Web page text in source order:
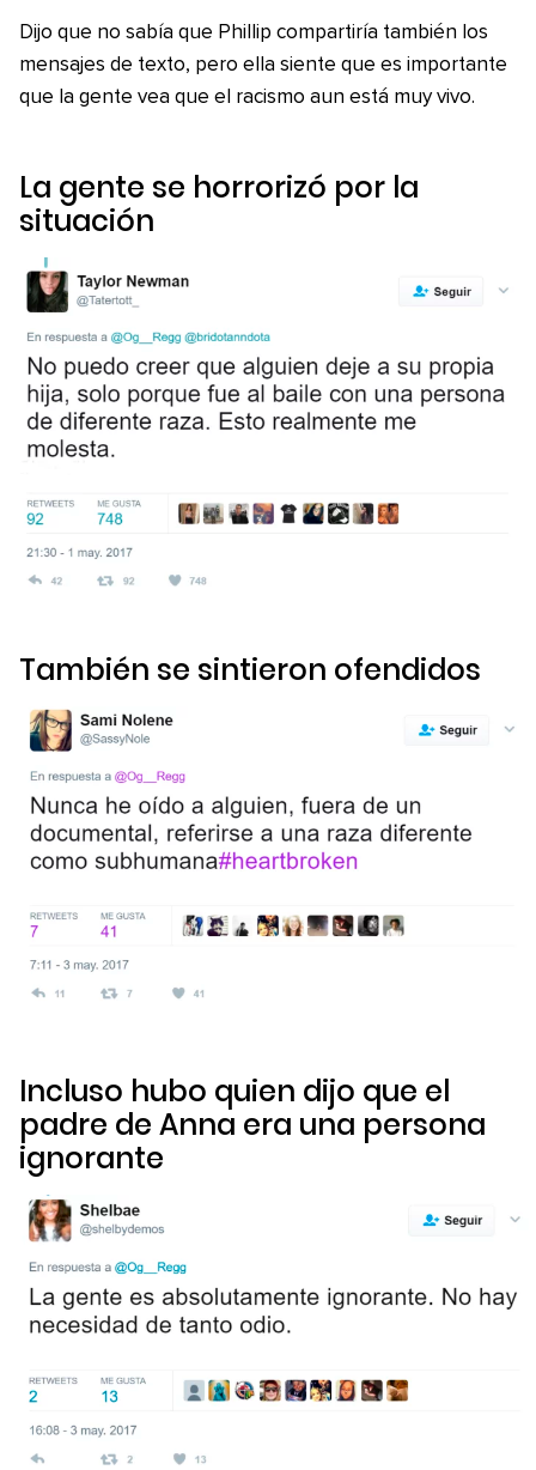
Dijo que no sabía que Phillip compartiría también los
mensajes de texto, pero ella siente que es importante
que la gente vea que el racismo aun está muy vivo.
La gente se horrorizó por la
situación
También se sintieron ofendidos
Incluso hubo quien dijo que el
padre de Anna era una persona
ignorante